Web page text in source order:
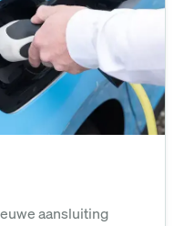
aansluiting